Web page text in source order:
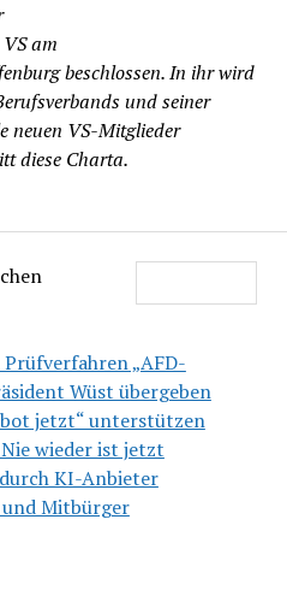
am
beschlossen. In ihr wird
und seiner
neuen VS-Mitglieder
diese Charta.
„AFD-
Wüst übergeben
jetzt“ unterstützen
wieder ist jetzt
KI-Anbieter
Mitbürger